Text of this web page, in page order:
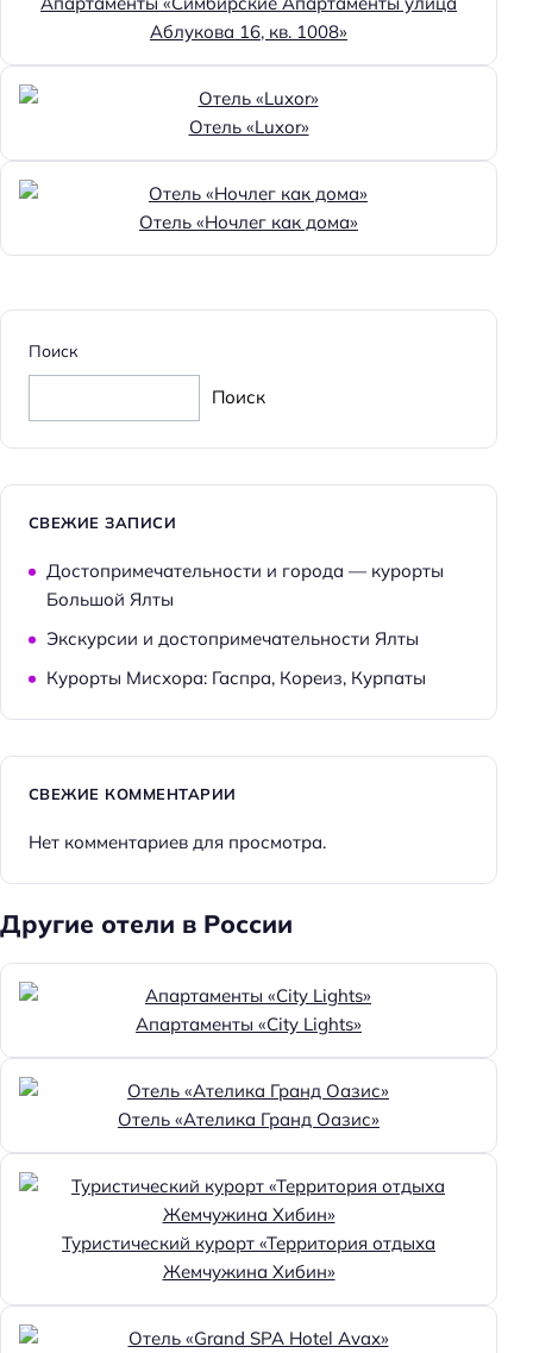
Аблукова 16, кв. 1008»
Отель «Luxor»
Отель «Ночлег как дома»
Поиск
Поиск
СВЕЖИЕ ЗАПИСИ
Достопримечательности и города — курорты
Большой Ялты
Экскурсии и достопримечательности Ялты
Курорты Мисхора: Гаспра, Кореиз, Курпаты
СВЕЖИЕ КОММЕНТАРИИ
Нет комментариев для просмотра.
Другие отели в России
Апартаменты «City Lights»
Отель «Ателика Гранд Оазис»
Туристический курорт «Территория отдыха
Жемчужина Хибин»